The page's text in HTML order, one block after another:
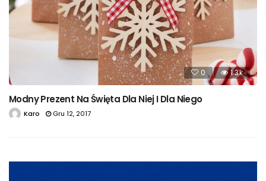
0 1.3k
Modny Prezent Na Święta Dla Niej I Dla Niego
Karo Gru 12, 2017